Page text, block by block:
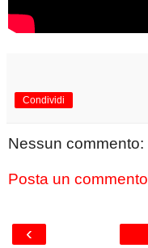
Condividi
Nessun commento:
Posta un commento
‹